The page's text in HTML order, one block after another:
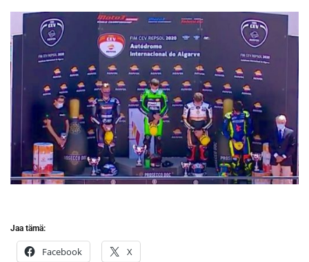
Jaa tämä:
Facebook X